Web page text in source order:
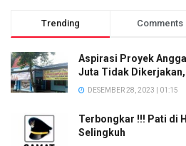
Trending Comments
Aspirasi Proyek
Juta Tidak Dikerjakan,
DESEMBER 28, 2023 | 01:15
Terbongkar !!! Pati di
Selingkuh